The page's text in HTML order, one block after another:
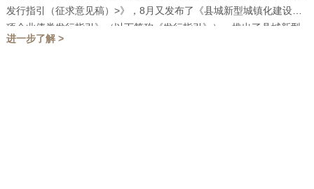
发行指引（征求意见稿）>》，8月又发布了《县城新型城镇化建设专
项企业债券发行指引》（以下简称《发行指引》），推出了县城新型
城...
进一步了解 >